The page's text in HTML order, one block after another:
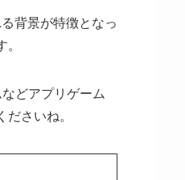
背景が特徴となっ
どアプリゲーム
さいね。